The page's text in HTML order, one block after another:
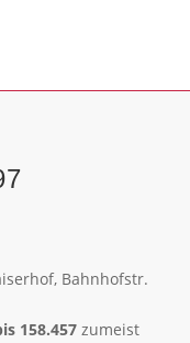
Bahnhofstr.
158.457zumeist